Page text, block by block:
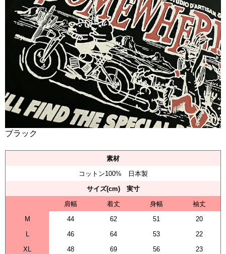
ブラック
素材
コットン100% 日本製
サイズ(cm) 実寸
肩幅
着丈 身幅
袖丈
M
44 62 51
20
46 64 53
22
XL
48 69 56
23